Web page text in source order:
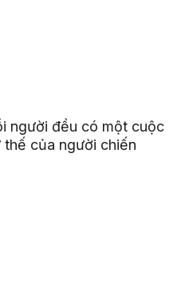
người đều có một cuộc
của người chiến